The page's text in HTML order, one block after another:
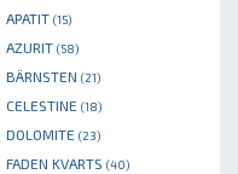
APATIT (15)
AZURIT (58)
BÄRNSTEN (21)
CELESTINE (18)
DOLOMITE (23)
FADEN KVARTS (40)